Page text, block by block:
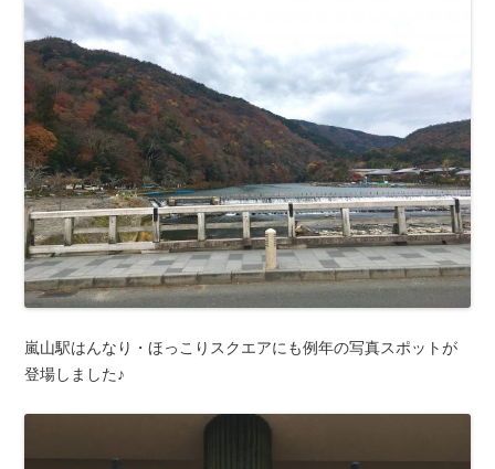
嵐山駅はんなり・ほっこりスクエアにも例年の写真スポットが
登場しました♪